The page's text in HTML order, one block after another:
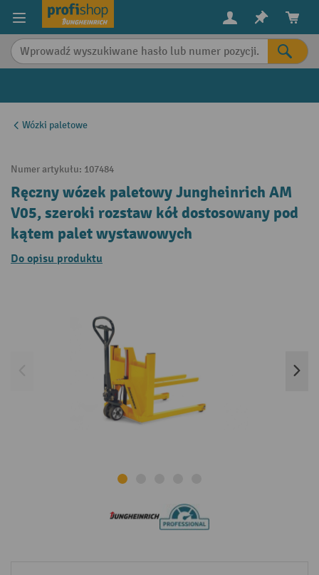
content
Wózki paletowe
Numer artykułu: 107484
Ręczny wózek paletowy Jungheinrich AM
V05, szeroki rozstaw kół dostosowany pod
kątem palet wystawowych
Do opisu produktu